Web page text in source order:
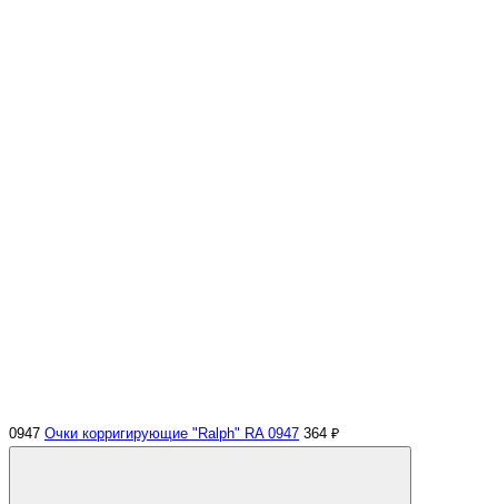
0947 Очки корригирующие "Ralph" RA 0947 364 ₽